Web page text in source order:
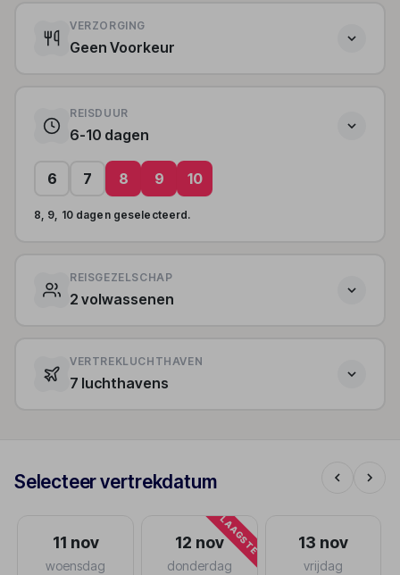
VERZORGING
Geen Voorkeur
REISDUUR
6-10 dagen
6 7 8 9 10
8, 9, 10 dagen geselecteerd.
REISGEZELSCHAP
2 volwassenen
VERTREKLUCHTHAVEN
7 luchthavens
Selecteer vertrekdatum
11 nov
woensdag
LAAGSTE
12 nov
donderdag
13 nov
vrijdag